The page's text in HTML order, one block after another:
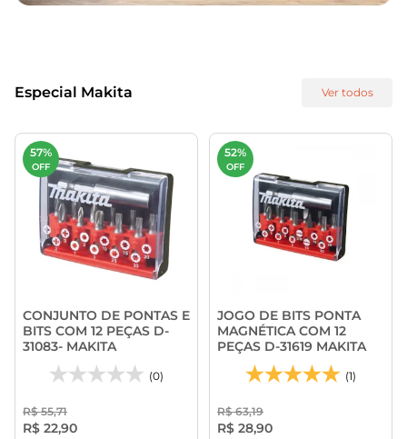
Especial Makita Ver todos
57%
OFF
CONJUNTO DE PONTAS E
BITS COM 12 PEÇAS D-
31083- MAKITA
(0)
R$ 55,71
R$ 22,90
52%
OFF
JOGO DE BITS PONTA
MAGNÉTICA COM 12
PEÇAS D-31619 MAKITA
(1)
R$ 63,19
R$ 28,90